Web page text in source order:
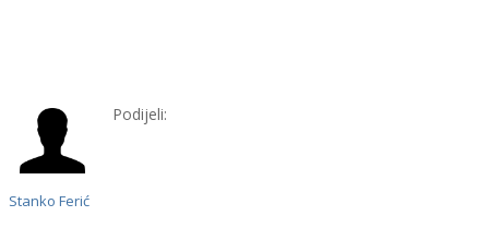
Stanko Ferić
Podijeli: